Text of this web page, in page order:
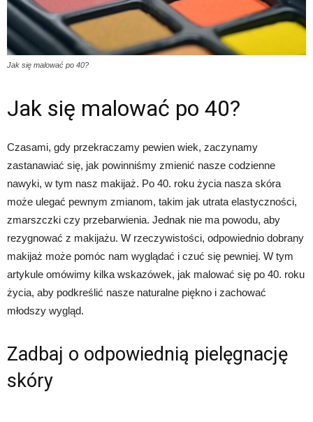
Jak się malować po 40?
Jak się malować po 40?
Czasami, gdy przekraczamy pewien wiek, zaczynamy
zastanawiać się, jak powinniśmy zmienić nasze codzienne
nawyki, w tym nasz makijaż. Po 40. roku życia nasza skóra
może ulegać pewnym zmianom, takim jak utrata elastyczności,
zmarszczki czy przebarwienia. Jednak nie ma powodu, aby
rezygnować z makijażu. W rzeczywistości, odpowiednio dobrany
makijaż może pomóc nam wyglądać i czuć się pewniej. W tym
artykule omówimy kilka wskazówek, jak malować się po 40. roku
życia, aby podkreślić nasze naturalne piękno i zachować
młodszy wygląd.
Zadbaj o odpowiednią pielęgnację
skóry